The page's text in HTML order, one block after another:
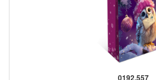
0192.557